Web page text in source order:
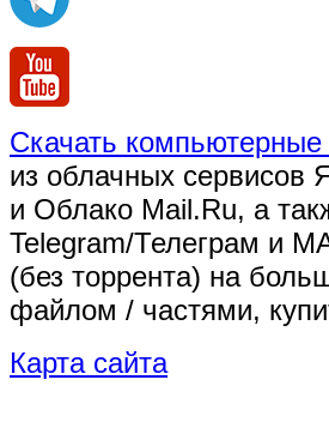
Скачать компьютерные
из облачных сервисов
и Облако Mail.Ru, а
Telegram/Телеграм и
(без торрента) на
файлом / частями,
Карта сайта